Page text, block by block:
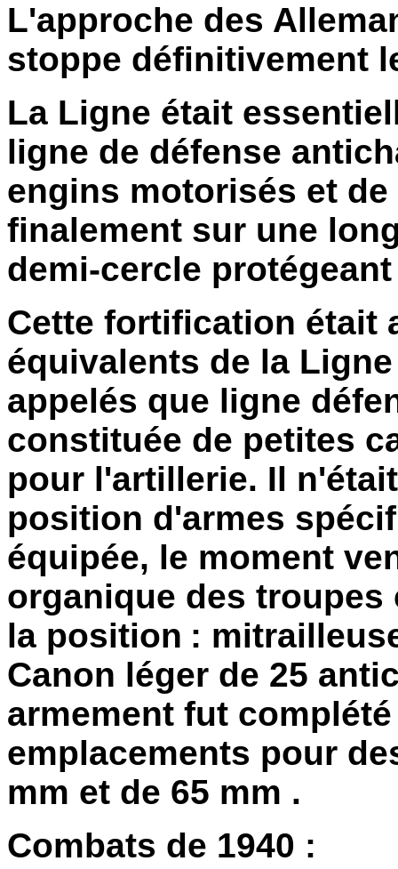
L'approche des
stoppe définitivement
La Ligne était
ligne de défense
engins motorisés et
finalement sur une
demi-cercle
Cette fortification était
équivalents de la
appelés que ligne
constituée de petites
pour l'artillerie. Il
position d'armes
équipée, le moment
organique des troupes
la position :
Canon léger de 25
armement fut
emplacements pour
mm et de 65 mm .
Combats de 1940 :